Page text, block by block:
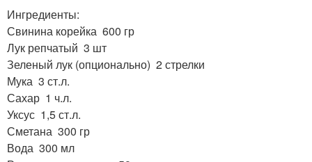
Ингредиенты:
Свинина корейка 600 гр
Лук репчатый 3 шт
Зеленый лук (опционально) 2 стрелки
Мука 3 ст.л.
Сахар 1 ч.л.
Уксус 1,5 ст.л.
Сметана 300 гр
Вода 300 мл